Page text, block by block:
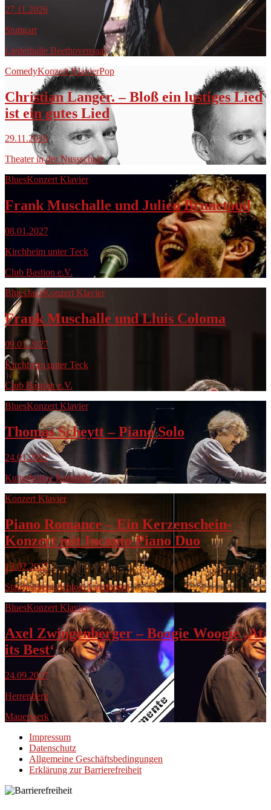
27.11.2026
Stuttgart
Liederhalle Beethovensaal
ComedyKonzert KlavierPop
Christian Langer. – Bloß ein lustiges Lied
ist ein gutes Lied
29.11.2026
Theater in der Nussschale
BluesKonzert Klavier
Frank Muschalle und Julien Brunetaud
08.01.2027
Kirchheim unter Teck
Club Bastion e.V.
BluesJazzKonzert Klavier
Frank Muschalle und Lluis Coloma
09.01.2027
Kirchheim unter Teck
Club Bastion e.V.
BluesKonzert Klavier
Thomas Scheytt – Piano Solo
24.01.2027
Kulturbühne Ratshöfle
Konzert Klavier
Piano Romance – Ein Kerzenschein-
Konzert mit Incanto Piano Duo
13.02.2027
Stauffenberg-Schloss Lautlingen
BluesKonzert Klavier
Axel Zwingenberger – Boogie Woogie ‚At
its Best‘
24.09.2027
Herrenberg
Mauerwerk
Impressum
Datenschutz
Allgemeine Geschäftsbedingungen
Erklärung zur Barrierefreiheit